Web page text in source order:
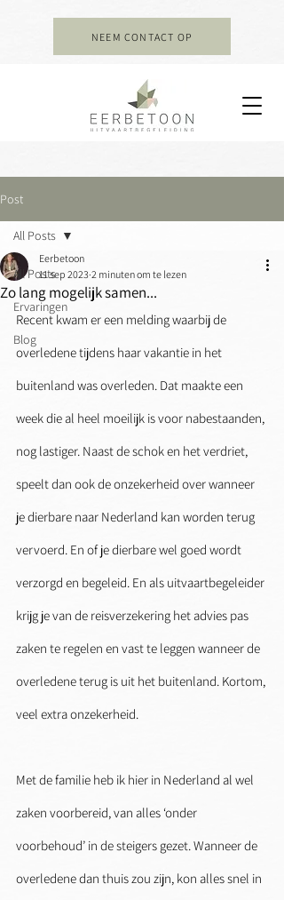
NEEM CONTACT OP
Post
All Posts
Ervaringen
Blog
All Posts
Zo lang mogelijk samen...
Eerbetoon
11 sep 2023 2 minuten om te lezen
Recent kwam er een melding waarbij de
overledene tijdens haar vakantie in het
buitenland was overleden. Dat maakte een
week die al heel moeilijk is voor nabestaanden,
nog lastiger. Naast de schok en het verdriet,
speelt dan ook de onzekerheid over wanneer
je dierbare naar Nederland kan worden terug
vervoerd. En of je dierbare wel goed wordt
verzorgd en begeleid. En als uitvaartbegeleider
krijg je van de reisverzekering het advies pas
zaken te regelen en vast te leggen wanneer de
overledene terug is uit het buitenland. Kortom,
veel extra onzekerheid.
Met de familie heb ik hier in Nederland al wel
zaken voorbereid, van alles ‘onder
voorbehoud’ in de steigers gezet. Wanneer de
overledene dan thuis zou zijn, kon alles snel in